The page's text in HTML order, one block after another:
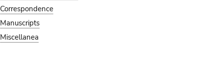
Correspondence
Manuscripts
Miscellanea